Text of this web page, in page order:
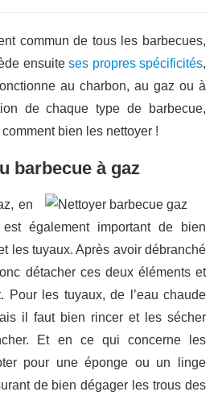
commun de tous les barbecues,
ensuite ses propres spécificités,
au charbon, au gaz ou à
de chaque type de barbecue,
bien les nettoyer !
barbecue à gaz
en
également important de bien
les tuyaux. Après avoir débranché
détacher ces deux éléments et
Pour les tuyaux, de l’eau chaude
il faut bien rincer et les sécher
Et en ce qui concerne les
pour une éponge ou un linge
de bien dégager les trous des